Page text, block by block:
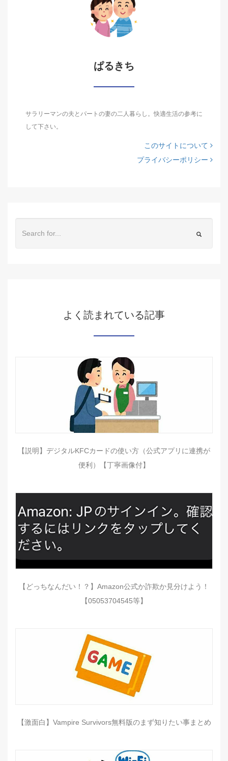
ぱるきち
サラリーマンの夫とパートの妻の二人暮らし。快適生活の参考に
して下さい。
このサイトについて
プライバシーポリシー
よく読まれている記事
【説明】デジタルKFCカードの使い方（公式アプリに連携が
便利）【丁寧画像付】
【どっちなんだい！？】Amazon公式か詐欺か見分けよう！
【05053704545等】
【激面白】Vampire Survivors無料版のまず知りたい事まとめ